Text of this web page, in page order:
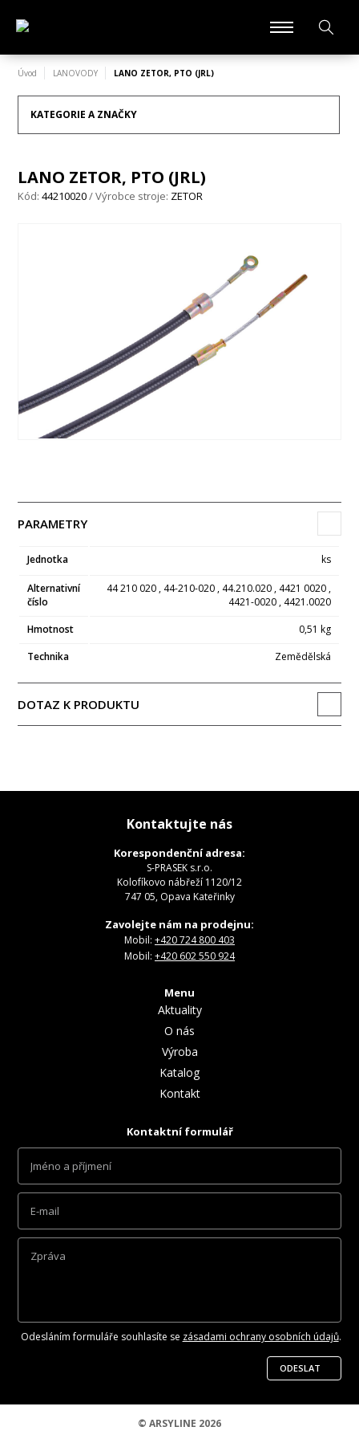
Úvod LANOVODY LANO ZETOR, PTO (JRL)
KATEGORIE A ZNAČKY
LANO ZETOR, PTO (JRL)
Kód:44210020/ Výrobce stroje: ZETOR
PARAMETRY
Jednotka ks
Alternativní
číslo
44 210 020 , 44-210-020 , 44.210.020 , 4421 0020 ,
4421-0020 , 4421.0020
Hmotnost
0,51 kg
Technika
Zemědělská
DOTAZ K PRODUKTU
Kontaktujte nás
Korespondenční adresa:
S-PRASEK s.r.o.
Kolofíkovo nábřeží 1120/12
747 05, Opava Kateřinky
Zavolejte nám na prodejnu:
Mobil: +420 724 800 403
Mobil: +420 602 550 924
Menu
Aktuality
O nás
Výroba
Katalog
Kontakt
Kontaktní formulář
Odesláním formuláře souhlasíte se zásadami ochrany osobních údajů.
ODESLAT
© ARSYLINE 2026